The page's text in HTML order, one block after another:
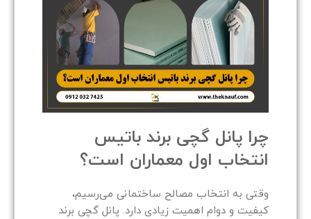
چرا پانل گچی برند باتیس
انتخاب اول معماران است؟
وقتی به انتخاب مصالح ساختمانی می‌رسیم،
کیفیت و دوام اهمیت زیادی دارد. پانل گچی برند